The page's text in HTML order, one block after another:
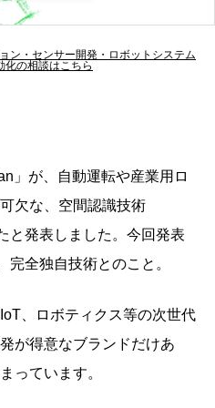
ン・センサー開発・ロボットシステム
化の相談はこちら
」が、自動運転や産業用ロ
欠な、空間認識技術
と発表しました。今回発表
完全独自技術とのこと。
、ロボティクス等の次世代
が得意なブランドだけあ
っています。